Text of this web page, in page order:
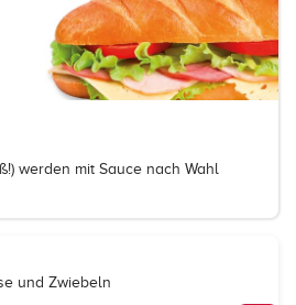
werden mit Sauce nach Wahl
und Zwiebeln